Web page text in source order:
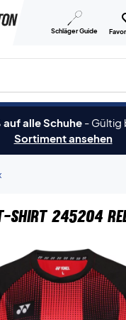
Schläger Guide
Produkten, Marken
auf alle Schuhe - Gültig
Sortiment ansehen
shirt 245204